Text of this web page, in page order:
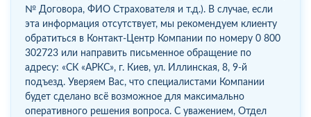
№ Договора, ФИО Страхователя и т.д.). В случае, если
эта информация отсутствует, мы рекомендуем клиенту
обратиться в Контакт-Центр Компании по номеру 0 800
302723 или направить письменное обращение по
адресу: «СК «АРКС», г. Киев, ул. Иллинская, 8, 9-й
подъезд. Уверяем Вас, что специалистами Компании
будет сделано всё возможное для максимально
оперативного решения вопроса. C уважением, Отдел